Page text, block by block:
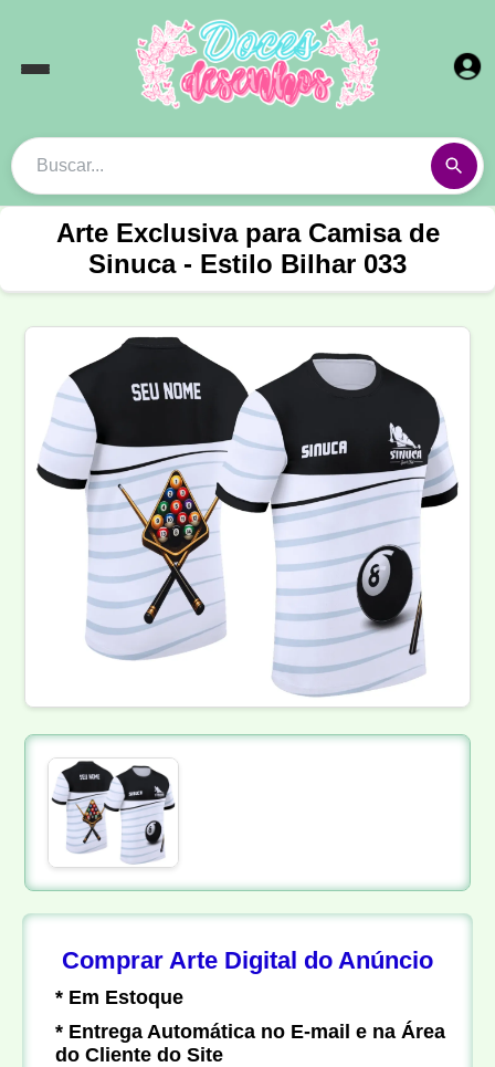
Arte Exclusiva para Camisa de
Sinuca - Estilo Bilhar 033
Comprar Arte Digital do Anúncio
* Em Estoque
* Entrega Automática no E-mail e na Área
do Cliente do Site